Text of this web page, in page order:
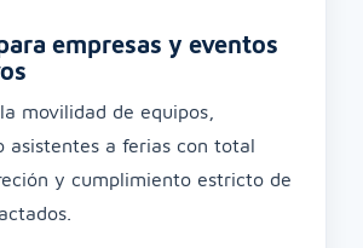
empresas y eventos
movilidad de equipos,
asistentes a ferias con total
y cumplimiento estricto de